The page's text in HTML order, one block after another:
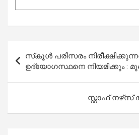
navigation
സ്‌കൂൾ പരിസരം
ഉദ്യോഗസ്ഥനെ നിയമിക്കും :
സ്റ്റാഫ് നഴ്‌സ്